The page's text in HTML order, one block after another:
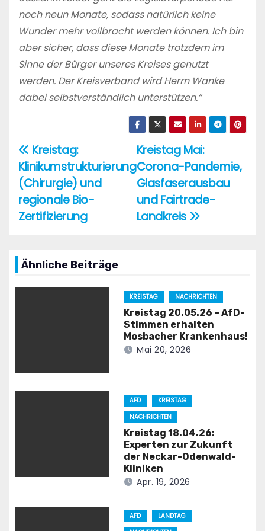
noch neun Monate, sodass natürlich keine
Wunder mehr vollbracht werden können. Ich bin
aber sicher, dass diese Monate trotzdem im
Sinne der Bürger unseres Kreises genutzt
werden. Der Kreisverband wird Herrn Wanke
dabei selbstverständlich unterstützen.“
Beitragsnavigation
Kreistag Mai:
Corona-Pandemie,
Glasfaserausbau
und Fairtrade-
Landkreis
Kreistag:
Klinikumstrukturierung
(Chirurgie) und
regionale Bio-
Zertifizierung
Ähnliche Beiträge
KREISTAG NACHRICHTEN
Kreistag 20.05.26 – AfD-
Stimmen erhalten
Mosbacher Krankenhaus!
Mai 20, 2026
AFD
KREISTAG
NACHRICHTEN
Kreistag 18.04.26:
Experten zur Zukunft
der Neckar-Odenwald-
Kliniken
Apr. 19, 2026
AFD
LANDTAG